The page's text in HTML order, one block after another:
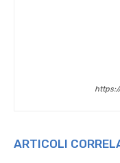
ARTICOLI